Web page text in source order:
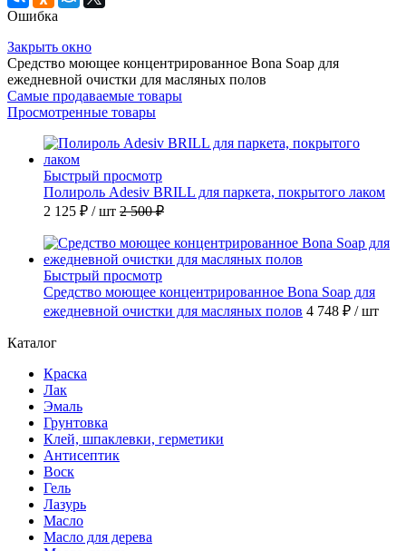
Ошибка
Закрыть окно
Средство моющее концентрированное Bona Soap для
ежедневной очистки для масляных полов
Самые продаваемые товары
Просмотренные товары
Быстрый просмотр
Полироль Adesiv BRILL для паркета, покрытого лаком
2 125 ₽ / шт 2 500 ₽
Быстрый просмотр
Средство моющее концентрированное Bona Soap для
ежедневной очистки для масляных полов 4 748 ₽ / шт
Каталог
Краска
Лак
Эмаль
Грунтовка
Клей, шпаклевки, герметики
Антисептик
Воск
Гель
Лазурь
Масло
Масло для дерева